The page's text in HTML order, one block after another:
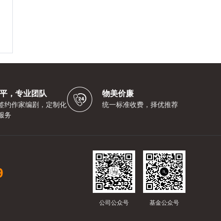
，专业团队
约作家编剧，定制化
务
物美价廉
统一标准收费，择优推荐
基金公众号
公司公众号